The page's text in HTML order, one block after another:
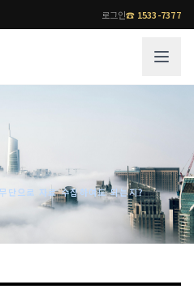
로그인☎ 1533-7377
기업 인사이트
사례분석/최신동향
법률지식인
단으로 자료 수집하여도 되는지?